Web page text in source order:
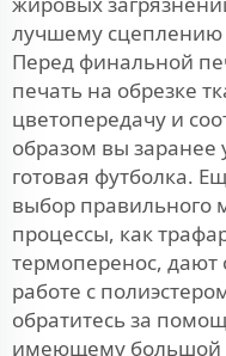
лучшему сцеплению
Перед финальной
печать на обрезке
цветопередачу и
образом вы заранее
готовая футболка.
выбор правильного
процессы, как
термоперенос, дают
работе с
обратитесь за
имеющему большой